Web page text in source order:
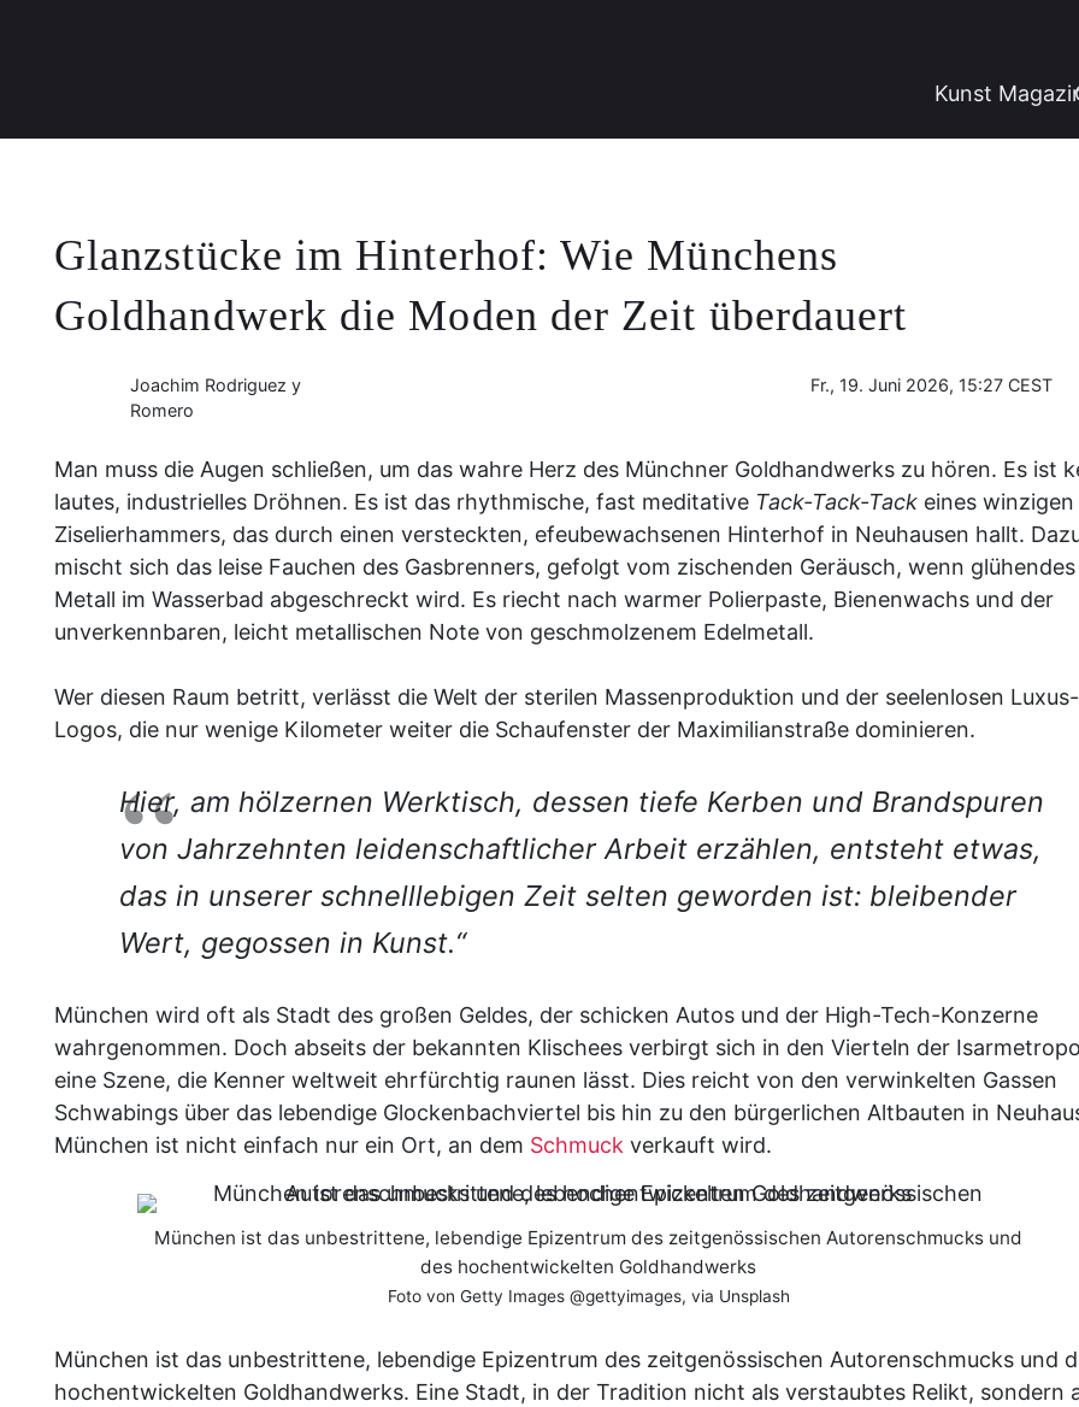
Kunst
Glanzstücke im Hinterhof: Wie Münchens
Goldhandwerk die Moden der Zeit überdauert
Joachim Rodriguez y
Romero
Fr., 19. Juni 2026, 15:27 CEST
Man muss die Augen schließen, um das wahre Herz des Münchner Goldhandwerks zu hören. Es ist
lautes, industrielles Dröhnen. Es ist das rhythmische, fast meditative Tack-Tack-Tack eines winzigen
Ziselierhammers, das durch einen versteckten, efeubewachsenen Hinterhof in Neuhausen hallt.
mischt sich das leise Fauchen des Gasbrenners, gefolgt vom zischenden Geräusch, wenn glühendes
Metall im Wasserbad abgeschreckt wird. Es riecht nach warmer Polierpaste, Bienenwachs und der
unverkennbaren, leicht metallischen Note von geschmolzenem Edelmetall.
Wer diesen Raum betritt, verlässt die Welt der sterilen Massenproduktion und der seelenlosen Luxus-
Logos, die nur wenige Kilometer weiter die Schaufenster der Maximilianstraße dominieren.
Hier, am hölzernen Werktisch, dessen tiefe Kerben und Brandspuren
von Jahrzehnten leidenschaftlicher Arbeit erzählen, entsteht etwas,
das in unserer schnelllebigen Zeit selten geworden ist: bleibender
Wert, gegossen in Kunst.“
München wird oft als Stadt des großen Geldes, der schicken Autos und der High-Tech-Konzerne
wahrgenommen. Doch abseits der bekannten Klischees verbirgt sich in den Vierteln der
eine Szene, die Kenner weltweit ehrfürchtig raunen lässt. Dies reicht von den verwinkelten Gassen
Schwabings über das lebendige Glockenbachviertel bis hin zu den bürgerlichen Altbauten in
München ist nicht einfach nur ein Ort, an dem Schmuck verkauft wird.
München ist das unbestrittene, lebendige Epizentrum des zeitgenössischen Autorenschmucks und
des hochentwickelten Goldhandwerks
Foto von Getty Images @gettyimages, via Unsplash
München ist das unbestrittene, lebendige Epizentrum des zeitgenössischen Autorenschmucks und
hochentwickelten Goldhandwerks. Eine Stadt, in der Tradition nicht als verstaubtes Relikt, sondern